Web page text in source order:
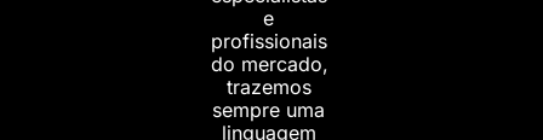
e
profissionais
do mercado,
trazemos
sempre uma
linguagem